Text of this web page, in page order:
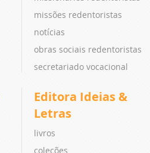
missões redentoristas
notícias
obras sociais redentoristas
secretariado vocacional
Editora Ideias &
Letras
livros
coleções